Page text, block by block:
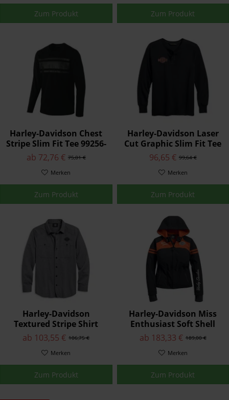
Zum Produkt Zum Produkt
Harley-Davidson Chest
Stripe Slim Fit Tee 99256-
19VM 75,01 €
ab 72,76 €
Merken
Zum Produkt
Harley-Davidson Laser
Cut Graphic Slim Fit Tee
99202-19VM
99,64 €
96,65 €
Merken
Zum Produkt
Harley-Davidson
Textured Stripe Shirt
96118-20VM106,75 €
ab 103,55 €
Merken
Zum Produkt
Harley-Davidson Miss
Enthusiast Soft Shell
Jacke 98408-19VW
189,00 €
ab 183,33 €
Merken
Zum Produkt